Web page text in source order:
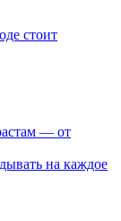
стоит
— от
на каждое